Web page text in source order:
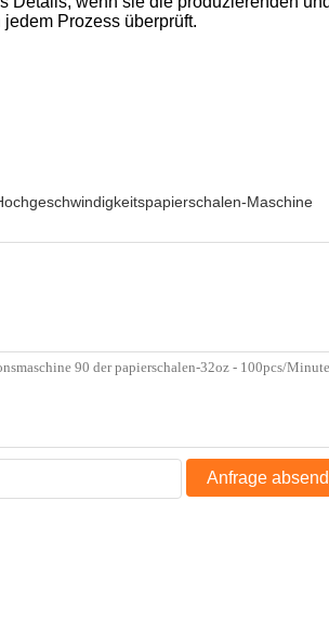
Prozess überprüft.
Maschine
Anfrage